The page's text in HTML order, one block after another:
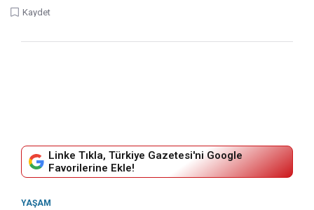
Kaydet
Linke Tıkla, Türkiye Gazetesi'ni Google
Favorilerine Ekle!
YAŞAM